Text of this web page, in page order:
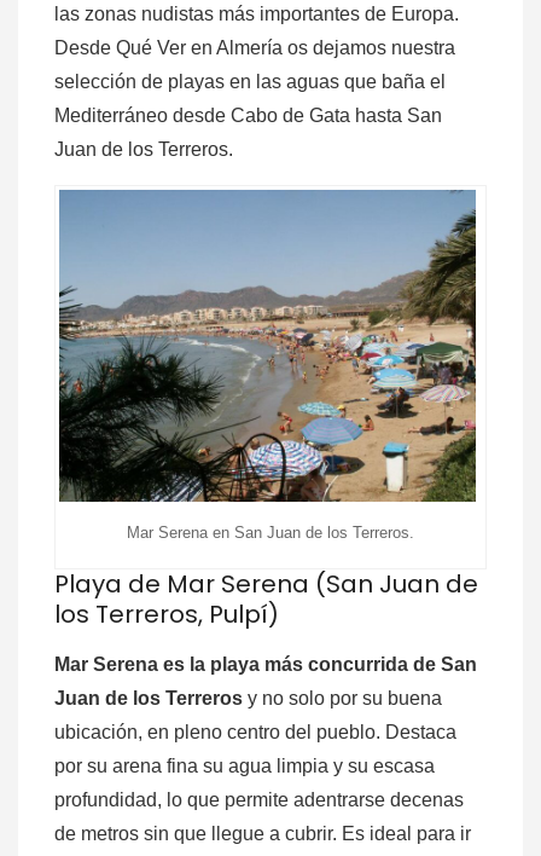
las zonas nudistas más importantes de Europa.
Desde Qué Ver en Almería os dejamos nuestra
selección de playas en las aguas que baña el
Mediterráneo desde Cabo de Gata hasta San
Juan de los Terreros.
Mar Serena en San Juan de los Terreros.
Playa de Mar Serena (San Juan de
los Terreros, Pulpí)
Mar Serena es la playa más concurrida de San
Juan de los Terreros y no solo por su buena
ubicación, en pleno centro del pueblo. Destaca
por su arena fina su agua limpia y su escasa
profundidad, lo que permite adentrarse decenas
de metros sin que llegue a cubrir. Es ideal para ir